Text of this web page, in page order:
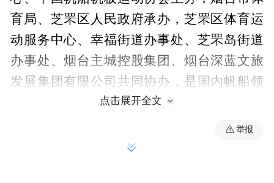
育局、芝罘区人民政府承办，芝罘区体育运
动服务中心、幸福街道办事处、芝罘岛街道
办事处、烟台主城控股集团、烟台深蓝文旅
发展集团有限公司共同协办，是国内帆船领
域规格高、含金量高的国家级重要赛事之
一。赛事兼具双重核心使命，既是全国帆船
ILCA4级、青年ILCA6级项目的年度最高水
点击展开全文
举报